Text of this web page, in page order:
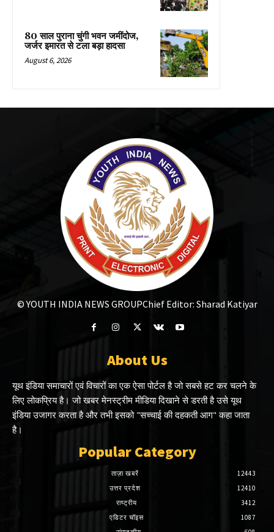
80 साल पुराना चुंगी भवन जमींदोज,
जर्जर इमारत से टला बड़ा हादसा
August 6, 2026
© YOUTH INDIA NEWS GROUPChief Editor: Sharad Katiyar
About Us
यूथ इंडिया समाचारों एवं विचारों का एक ऐसा पोर्टल है जो सबसे हट कर चलने के
लिए लोकप्रिय है। जो खबर मेनस्ट्रीम मीडिया दिखाने से डरती है उसे यूथ
इंडिया उजागर करता है और तभी इसको "सच्चाई की दहकती आग" कहा जाता
है।
Popular Category
ताज़ा खबरें
12443
उत्तर प्रदेश
12410
राष्ट्रीय
3412
एडिटर चॉइस
1087